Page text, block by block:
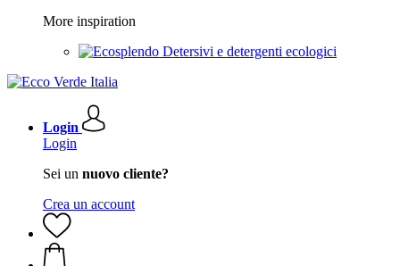
More inspiration
Detersivi e detergenti ecologici
Login
Login
Sei un nuovo cliente?
Crea un account